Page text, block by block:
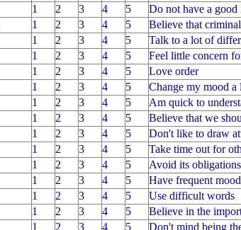
1 2 3 4 5 Do not have a good
1 2 3 4 5 Believe that
1 2 3 4 5 Talk to a lot of
1 2 3 4 5 Feel little concern
1 2 3 4 5 Love order
1 2 3 4 5 Change my mood a
1 2 3 4 5 Am quick to
1 2 3 4 5 Believe that we
1 2 3 4 5 Don't like to draw
1 2 3 4 5 Take time out for
1 2 3 4 5 Avoid its obligations
1 2 3 4 5 Have frequent
1 2 3 4 5 Use difficult words
1 2 3 4 5 Believe in the
1 2 3 4 5 Don't mind being